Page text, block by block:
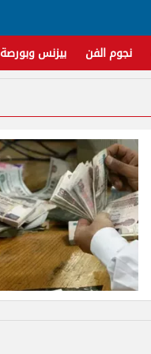
نجوم الفن بيزنس وبورصة